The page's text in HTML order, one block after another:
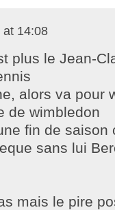
at 14:08
plus le Jean-
alors va pour
de wimbledon
fin de saison
sans lui
mais le pire